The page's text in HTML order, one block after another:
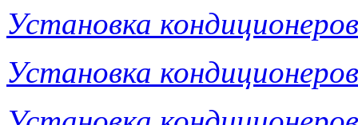
Установка
Установка